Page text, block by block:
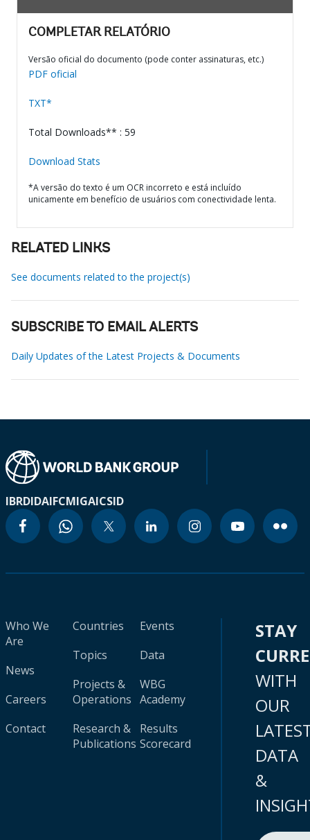
COMPLETAR RELATÓRIO
Versão oficial do documento (pode conter assinaturas, etc.)
PDF oficial
TXT*
Total Downloads** : 59
Download Stats
*A versão do texto é um OCR incorreto e está incluído
unicamente em benefício de usuários com conectividade lenta.
RELATED LINKS
See documents related to the project(s)
SUBSCRIBE TO EMAIL ALERTS
Daily Updates of the Latest Projects & Documents
IBRDIDAIFCMIGAICSID
Who We
Are
News
Careers
Contact
Countries
Topics
Projects &
Operations
Research &
Publications
Events
Data
WBG
Academy
Results
Scorecard
STAY
WITH
OUR
DATA
&